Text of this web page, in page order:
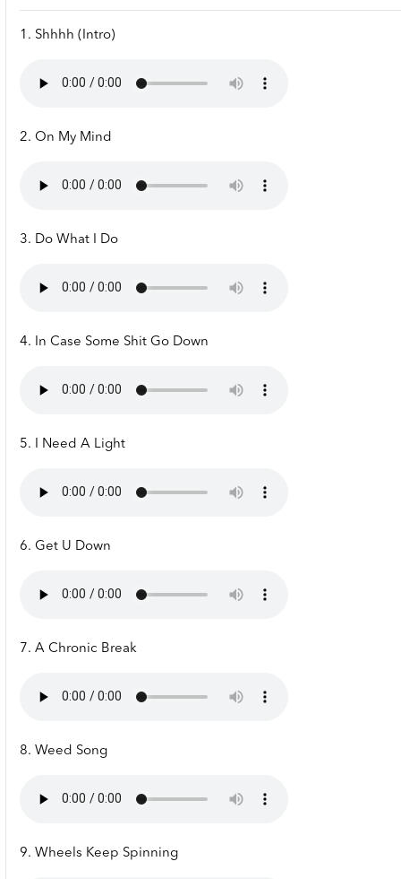
1. Shhhh (Intro)
2. On My Mind
3. Do What I Do
4. In Case Some Shit Go Down
5. I Need A Light
6. Get U Down
7. A Chronic Break
8. Weed Song
9. Wheels Keep Spinning